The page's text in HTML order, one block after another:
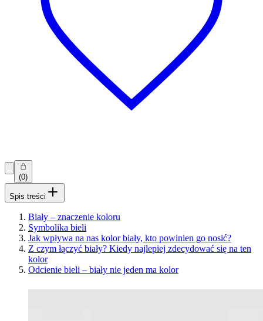
(0)
Spis treści
Biały – znaczenie koloru
Symbolika bieli
Jak wpływa na nas kolor biały, kto powinien go nosić?
Z czym łączyć biały? Kiedy najlepiej zdecydować się na ten
kolor
Odcienie bieli – biały nie jeden ma kolor